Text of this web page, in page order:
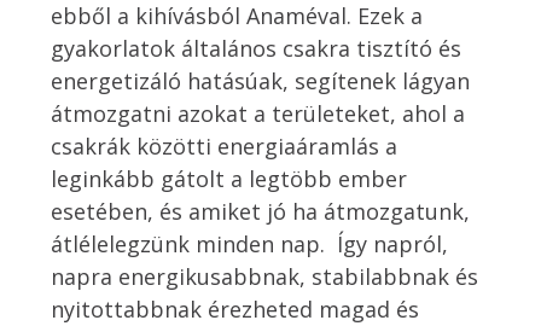
ebből a kihívásból Anaméval. Ezek a
gyakorlatok általános csakra tisztító és
energetizáló hatásúak, segítenek lágyan
átmozgatni azokat a területeket, ahol a
csakrák közötti energiaáramlás a
leginkább gátolt a legtöbb ember
esetében, és amiket jó ha átmozgatunk,
átlélelegzünk minden nap.  Így napról,
napra energikusabbnak, stabilabbnak és
nyitottabbnak érezheted magad és